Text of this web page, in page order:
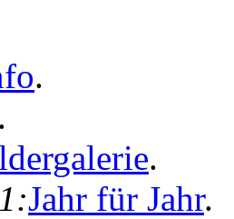
.
.
Jahr für Jahr.